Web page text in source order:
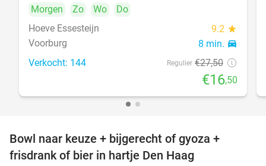
Morgen
Zo Wo
Do
Hoeve Essesteijn
9.2 star
Voorburg 8 min. directions_car
Verkocht: 144 Regulier €27,50
€16,50
Bowl naar keuze + bijgerecht of gyoza +
frisdrank of bier in hartje Den Haag